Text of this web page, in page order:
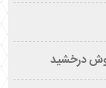
درخشید